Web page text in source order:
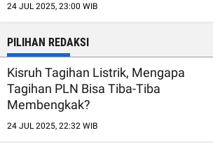
24 JUL 2025, 23:00 WIB
PILIHAN REDAKSI
Kisruh Tagihan Listrik, Mengapa
Tagihan PLN Bisa Tiba-Tiba
Membengkak?
24 JUL 2025, 22:32 WIB